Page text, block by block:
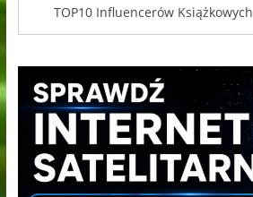
TOP10 Influencerów Książkowych